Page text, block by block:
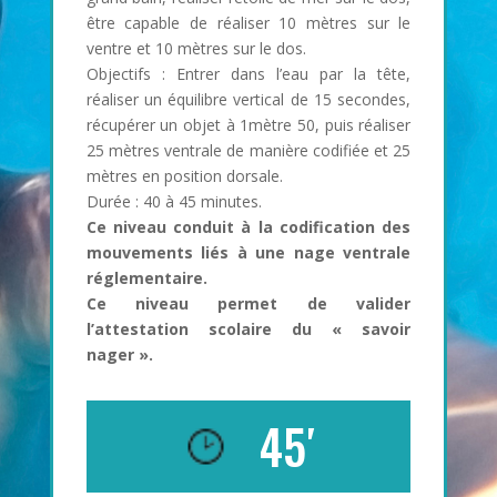
être capable de réaliser 10 mètres sur le
ventre et 10 mètres sur le dos.
Objectifs : Entrer dans l’eau par la tête,
réaliser un équilibre vertical de 15 secondes,
récupérer un objet à 1mètre 50, puis réaliser
25 mètres ventrale de manière codifiée et 25
mètres en position dorsale.
Durée : 40 à 45 minutes.
Ce niveau conduit à la codification des
mouvements liés à une nage ventrale
réglementaire.
Ce niveau permet de valider
l’attestation scolaire du « savoir
nager ».
45′